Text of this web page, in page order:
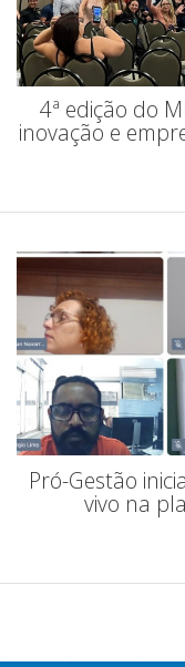
4ª edição do
inovação e
Pró-Gestão
vivo na